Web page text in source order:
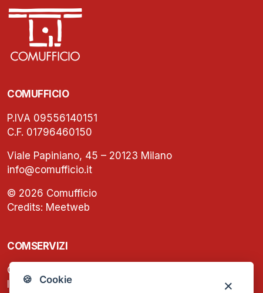
🍪 Cookie
COMUFFICIO
P.IVA 09556140151
C.F. 01796460150
Viale Papiniano, 45 – 20123 Milano
info@comufficio.it
© 2026 Comufficio
Credits: Meetweb
COMSERVIZI
C.F. e P.IVA: 13474420158
Iscrizione REA Milano n. 1656740